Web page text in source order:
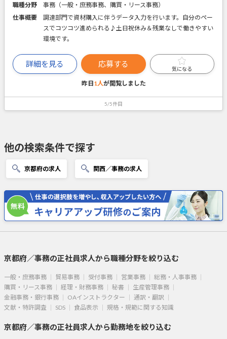
職種分野
事務（一般・庶務事務、購買・リース事務）
仕事概要
調達部門で資材購入に伴うデータ入力を行います。自分のペー
スでコツコツ進められる♪土日祝休み＆残業なしで働きやすい
環境です。
詳細を見る 応募する
気になる
昨日1人が閲覧しました
5/5件目
他の検索条件で探す
京都府の求人 関西／事務の求人
京都府／事務の正社員求人から職種分野を絞り込む
一般・庶務事務 貿易事務 受付事務 営業事務
総務・人事事務
購買・リース事務
経理・財務事務 秘書
生産管理事務
金融事務・銀行事務
OAインストラクター
通訳・翻訳
文献・特許調査
SDS 食品表示 規格・規範に関する知識
京都府／事務の正社員求人から勤務地を絞り込む